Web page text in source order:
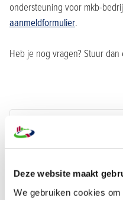
Deze website maakt
We gebruiken cookies
ondersteuning voor mkb-
aanmeldformulier.
Heb je nog vragen? Stuur dan
Nederland
Stuur